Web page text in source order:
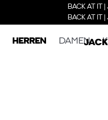
BACK AT IT
BACK AT IT
HERREN DAMEN